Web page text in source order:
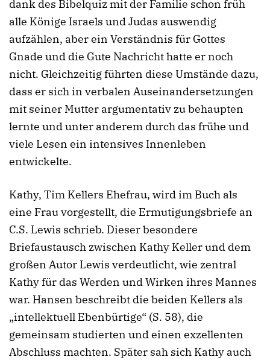
dank des Bibelquiz mit der Familie schon früh
alle Könige Israels und Judas auswendig
aufzählen, aber ein Verständnis für Gottes
Gnade und die Gute Nachricht hatte er noch
nicht. Gleichzeitig führten diese Umstände dazu,
dass er sich in verbalen Auseinandersetzungen
mit seiner Mutter argumentativ zu behaupten
lernte und unter anderem durch das frühe und
viele Lesen ein intensives Innenleben
entwickelte.
Kathy, Tim Kellers Ehefrau, wird im Buch als
eine Frau vorgestellt, die Ermutigungsbriefe an
C.S. Lewis schrieb. Dieser besondere
Briefaustausch zwischen Kathy Keller und dem
großen Autor Lewis verdeutlicht, wie zentral
Kathy für das Werden und Wirken ihres Mannes
war. Hansen beschreibt die beiden Kellers als
„intellektuell Ebenbürtige“ (S. 58), die
gemeinsam studierten und einen exzellenten
Abschluss machten. Später sah sich Kathy auch